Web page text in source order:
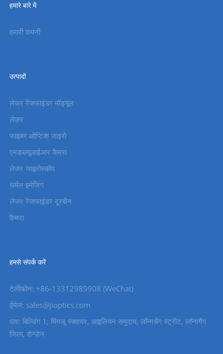
हमारे बारे में
हमारी कंपनी
उत्पादों
लेजर रेंजफाइंडर मॉड्यूल
लेज़र
फाइबर ऑप्टिक जाइरो
एमडब्ल्यूआईआर कैमरा
लेजर जाइरोस्कोप
थर्मल इमेजिंग
लेजर रेंजफाइंडर दूरबीन
कैमरा
हमसे संपर्क करें
टेलीफोन: +86-13312989908 (WeChat)
ईमेल: sales@jioptics.com
पता: बिल्डिंग 1, मिंगजू स्क्वायर, आइलियन समुदाय, लॉन्गचेंग स्ट्रीट, लॉन्गगैंग
जिला, शेन्ज़ेन